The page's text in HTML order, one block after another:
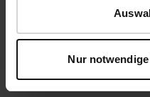
Nur